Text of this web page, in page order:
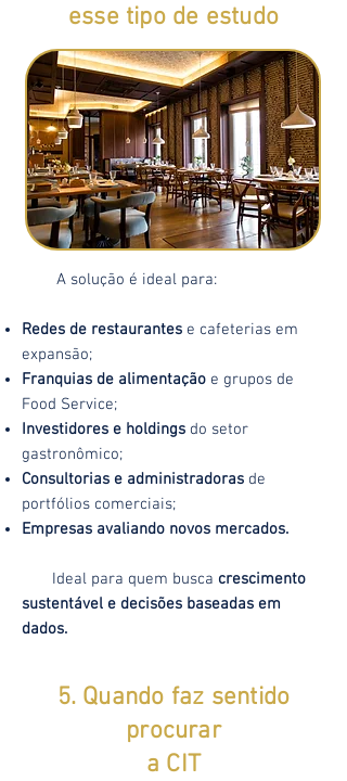
esse tipo de estudo
A solução é ideal para:
Redes de restaurantes e cafeterias em
expansão;
Franquias de alimentação e grupos de
Food Service;
Investidores e holdings do setor
gastronômico;
Consultorias e administradoras de
portfólios comerciais;
Empresas avaliando novos mercados.
Ideal para quem busca crescimento
sustentável e decisões baseadas em
dados.
5. Quando faz sentido
procurar
a CIT